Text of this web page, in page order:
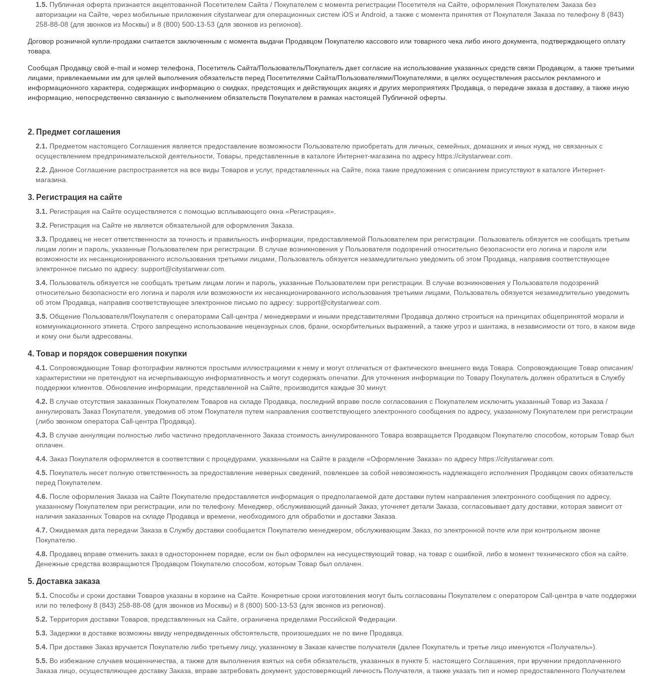
1.5. Публичная оферта признается акцептованной Посетителем Сайта / Покупателем с момента регистрации Посетителя на Сайте, оформления Покупателем Заказа без
авторизации на Сайте, через мобильные приложения citystarwear для операционных систем iOS и Android, а также с момента принятия от Покупателя Заказа по телефону 8 (843)
258-88-08 (для звонков из Москвы) и 8 (800) 500-13-53 (для звонков из регионов).
Договор розничной купли-продажи считается заключенным с момента выдачи Продавцом Покупателю кассового или товарного чека либо иного документа, подтверждающего оплату
товара.
Сообщая Продавцу свой e-mail и номер телефона, Посетитель Сайта/Пользователь/Покупатель дает согласие на использование указанных средств связи Продавцом, а также третьими
лицами, привлекаемыми им для целей выполнения обязательств перед Посетителями Сайта/Пользователями/Покупателями, в целях осуществления рассылок рекламного и
информационного характера, содержащих информацию о скидках, предстоящих и действующих акциях и других мероприятиях Продавца, о передаче заказа в доставку, а также иную
информацию, непосредственно связанную с выполнением обязательств Покупателем в рамках настоящей Публичной оферты.
2. Предмет соглашения
2.1. Предметом настоящего Соглашения является предоставление возможности Пользователю приобретать для личных, семейных, домашних и иных нужд, не связанных с
осуществлением предпринимательской деятельности, Товары, представленные в каталоге Интернет-магазина по адресу https://citystarwear.com
2.2. Данное Соглашение распространяется на все виды Товаров и услуг, представленных на Сайте, пока такие предложения с описанием присутствуют в каталоге Интернет-
магазина.
3. Регистрация на сайте
3.1. Регистрация на Сайте осуществляется с помощью всплывающего окна «Регистрация».
3.2. Регистрация на Сайте не является обязательной для оформления Заказа.
3.3. Продавец не несет ответственности за точность и правильность информации, предоставляемой Пользователем при регистрации. Пользователь обязуется не сообщать третьим
лицам логин и пароль, указанные Пользователем при регистрации. В случае возникновения у Пользователя подозрений относительно безопасности его логина и пароля или
возможности их несанкционированного использования третьими лицами, Пользователь обязуется незамедлительно уведомить об этом Продавца, направив соответствующее
электронное письмо по адресу: support@citystarwear.com
3.4. Пользователь обязуется не сообщать третьим лицам логин и пароль, указанные Пользователем при регистрации. В случае возникновения у Пользователя подозрений
относительно безопасности его логина и пароля или возможности их несанкционированного использования третьими лицами, Пользователь обязуется незамедлительно уведомить
об этом Продавца, направив соответствующее электронное письмо по адресу: support@citystarwear.com
3.5. Общение Пользователя/Покупателя с операторами Call-центра / менеджерами и иными представителями Продавца должно строиться на принципах общепринятой морали и
коммуникационного этикета. Строго запрещено использование нецензурных слов, брани, оскорбительных выражений, а также угроз и шантажа, в независимости от того, в каком виде
и кому они были адресованы.
4. Товар и порядок совершения покупки
4.1. Сопровождающие Товар фотографии являются простыми иллюстрациями к нему и могут отличаться от фактического внешнего вида Товара. Сопровождающие Товар описания/
характеристики не претендуют на исчерпывающую информативность и могут содержать опечатки. Для уточнения информации по Товару Покупатель должен обратиться в Службу
поддержки клиентов. Обновление информации, представленной на Сайте, производится каждые 30 минут.
4.2. В случае отсутствия заказанных Покупателем Товаров на складе Продавца, последний вправе после согласования с Покупателем исключить указанный Товар из Заказа /
аннулировать Заказ Покупателя, уведомив об этом Покупателя путем направления соответствующего электронного сообщения по адресу, указанному Покупателем при регистрации
(либо звонком оператора Call-центра Продавца).
4.3. В случае аннуляции полностью либо частично предоплаченного Заказа стоимость аннулированного Товара возвращается Продавцом Покупателю способом, которым Товар был
оплачен.
4.4. Заказ Покупателя оформляется в соответствии с процедурами, указанными на Сайте в разделе «Оформление Заказа» по адресу https://citystarwear.com
4.5. Покупатель несет полную ответственность за предоставление неверных сведений, повлекшее за собой невозможность надлежащего исполнения Продавцом своих обязательств
перед Покупателем.
4.6. После оформления Заказа на Сайте Покупателю предоставляется информация о предполагаемой дате доставки путем направления электронного сообщения по адресу,
указанному Покупателем при регистрации, или по телефону. Менеджер, обслуживающий данный Заказ, уточняет детали Заказа, согласовывает дату доставки, которая зависит от
наличия заказанных Товаров на складе Продавца и времени, необходимого для обработки и доставки Заказа.
4.7. Ожидаемая дата передачи Заказа в Службу доставки сообщается Покупателю менеджером, обслуживающим Заказ, по электронной почте или при контрольном звонке
Покупателю.
4.8. Продавец вправе отменить заказ в одностороннем порядке, если он был оформлен на несуществующий товар, на товар с ошибкой, либо в момент технического сбоя на сайте.
Денежные средства возвращаются Продавцом Покупателю способом, которым Товар был оплачен.
5. Доставка заказа
5.1. Способы и сроки доставки Товаров указаны в корзине на Сайте. Конкретные сроки изготовления могут быть согласованы Покупателем с оператором Call-центра в чате поддержки
или по телефону 8 (843) 258-88-08 (для звонков из Москвы) и 8 (800) 500-13-53 (для звонков из регионов).
5.2. Территория доставки Товаров, представленных на Сайте, ограничена пределами Российской Федерации.
5.3. Задержки в доставке возможны ввиду непредвиденных обстоятельств, произошедших не по вине Продавца.
5.4. При доставке Заказ вручается Покупателю либо третьему лицу, указанному в Заказе качестве получателя (далее Покупатель и третье лицо именуются «Получатель»).
5.5. Во избежание случаев мошенничества, а также для выполнения взятых на себя обязательств, указанных в пункте 5. настоящего Соглашения, при вручении предоплаченного
Заказа лицо, осуществляющее доставку Заказа, вправе затребовать документ, удостоверяющий личность Получателя, а также указать тип и номер предоставленного Получателем